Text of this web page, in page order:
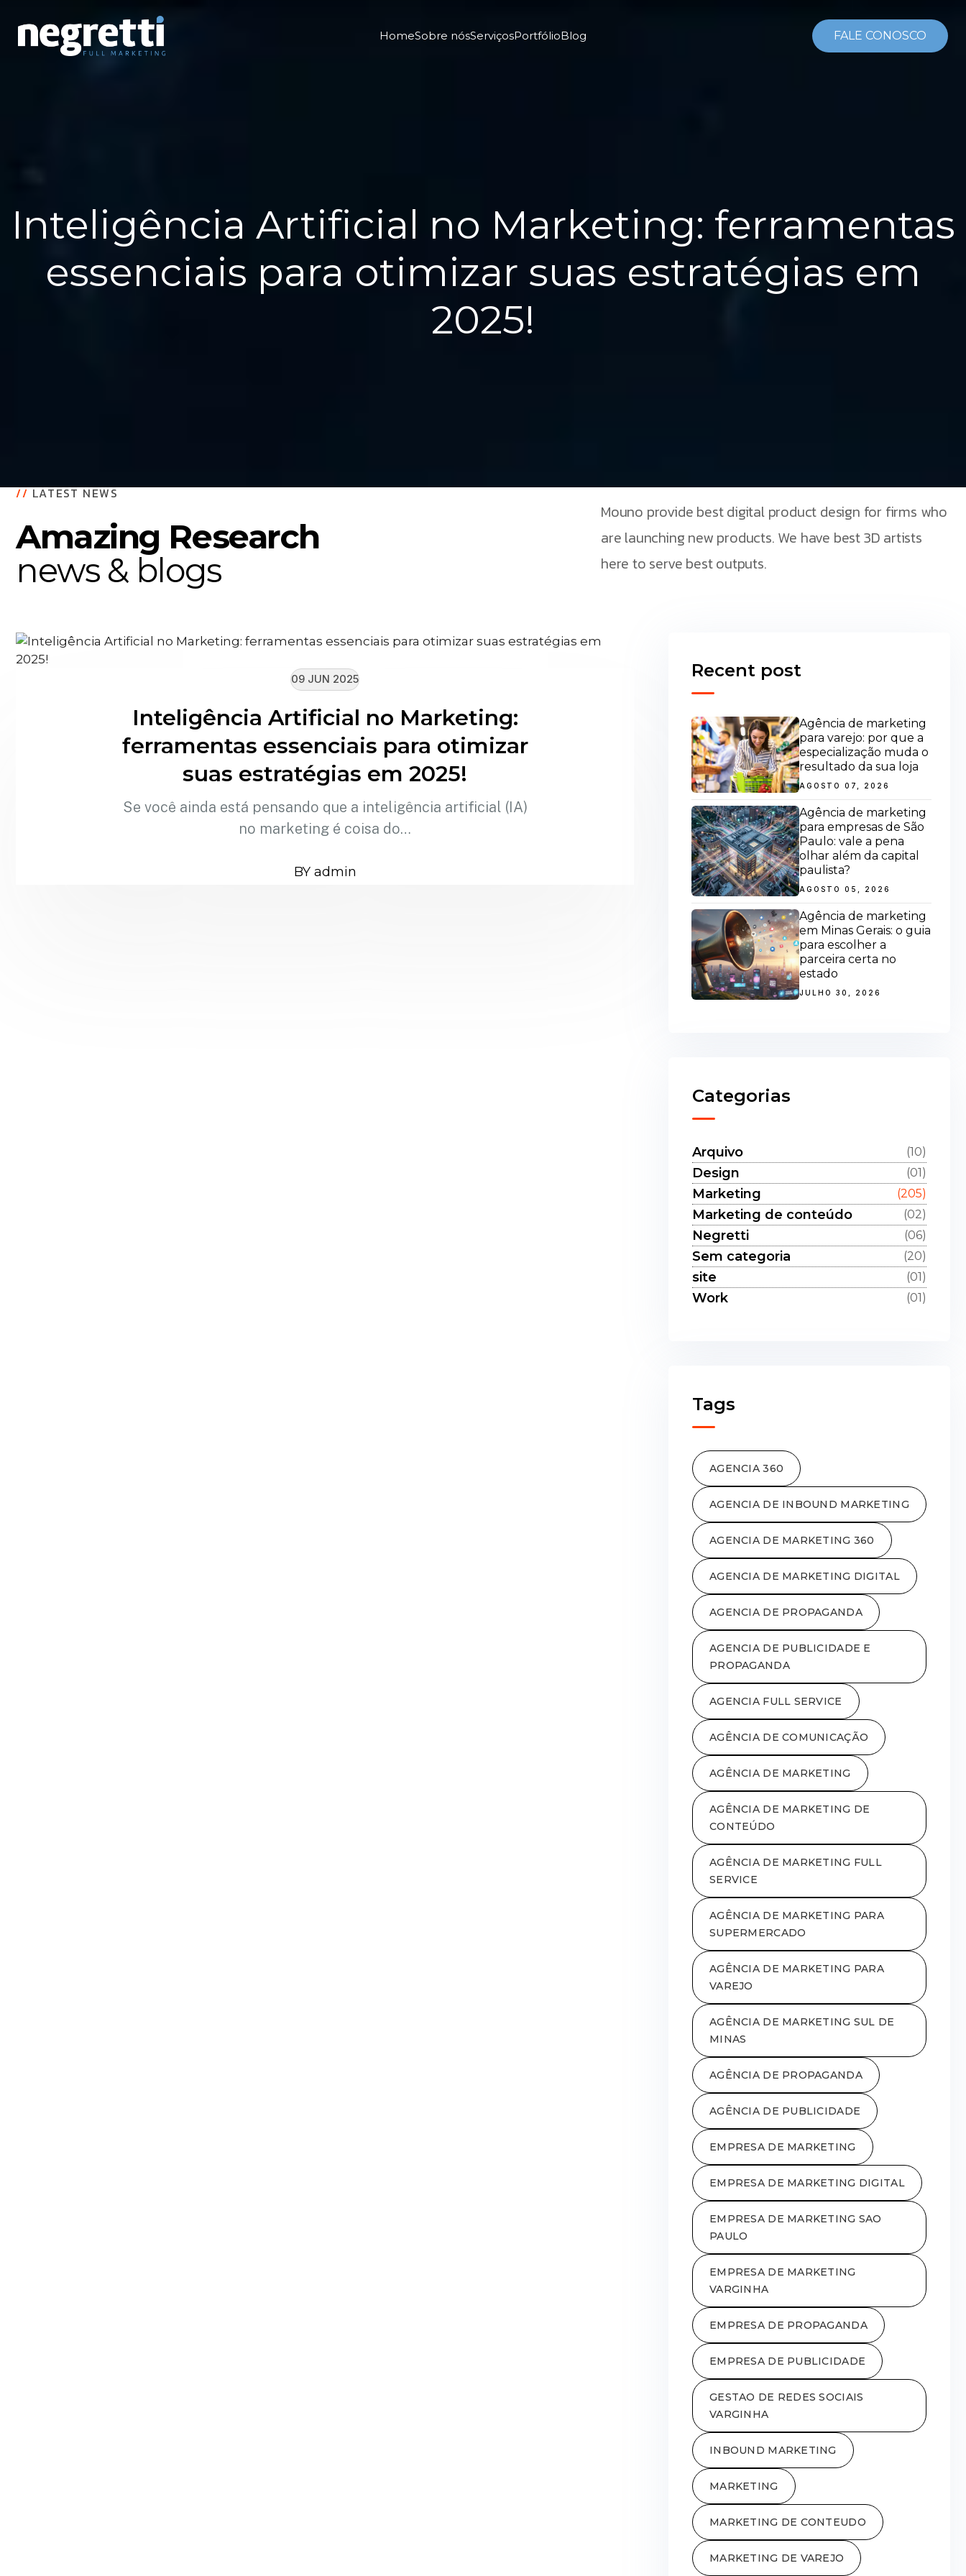
HomeSobre nósServiçosPortfólioBlog FALE CONOSCO
Inteligência Artificial no Marketing: ferramentas
essenciais para otimizar suas estratégias em
2025!
//LATEST NEWS
Amazing Research
news & blogs
Mouno provide best digital product design for firms who
are launching new products. We have best 3D artists
here to serve best outputs.
09 JUN 2025
Inteligência Artificial no Marketing:
ferramentas essenciais para otimizar
suas estratégias em 2025!
Se você ainda está pensando que a inteligência artificial (IA)
no marketing é coisa do…
BY admin
Recent post
Agência de marketing
para varejo: por que a
especialização muda o
resultado da sua loja
AGOSTO 07, 2026
Agência de marketing
para empresas de São
Paulo: vale a pena
olhar além da capital
paulista?
AGOSTO 05, 2026
Agência de marketing
em Minas Gerais: o guia
para escolher a
parceira certa no
estado
JULHO 30, 2026
Categorias
Arquivo (10)
Design (01)
Marketing (205)
Marketing de conteúdo (02)
Negretti (06)
Sem categoria (20)
site (01)
Work (01)
Tags
AGENCIA 360
AGENCIA DE INBOUND MARKETING
AGENCIA DE MARKETING 360
AGENCIA DE MARKETING DIGITAL
AGENCIA DE PROPAGANDA
AGENCIA DE PUBLICIDADE E
PROPAGANDA
AGENCIA FULL SERVICE
AGÊNCIA DE COMUNICAÇÃO
AGÊNCIA DE MARKETING
AGÊNCIA DE MARKETING DE
CONTEÚDO
AGÊNCIA DE MARKETING FULL
SERVICE
AGÊNCIA DE MARKETING PARA
SUPERMERCADO
AGÊNCIA DE MARKETING PARA
VAREJO
AGÊNCIA DE MARKETING SUL DE
MINAS
AGÊNCIA DE PROPAGANDA
AGÊNCIA DE PUBLICIDADE
EMPRESA DE MARKETING
EMPRESA DE MARKETING DIGITAL
EMPRESA DE MARKETING SAO
PAULO
EMPRESA DE MARKETING
VARGINHA
EMPRESA DE PROPAGANDA
EMPRESA DE PUBLICIDADE
GESTAO DE REDES SOCIAIS
VARGINHA
INBOUND MARKETING
MARKETING
MARKETING DE CONTEUDO
MARKETING DE VAREJO